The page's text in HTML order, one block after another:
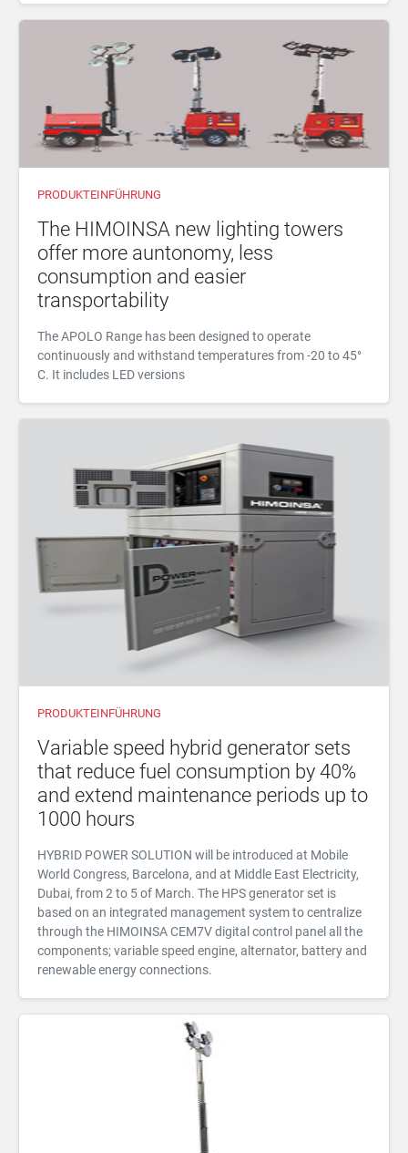
PRODUKTEINFÜHRUNG
The HIMOINSA new lighting towers
offer more auntonomy, less
consumption and easier
transportability
The APOLO Range has been designed to operate
continuously and withstand temperatures from -20 to 45°
C. It includes LED versions
PRODUKTEINFÜHRUNG
Variable speed hybrid generator sets
that reduce fuel consumption by 40%
and extend maintenance periods up to
1000 hours
HYBRID POWER SOLUTION will be introduced at Mobile
World Congress, Barcelona, and at Middle East Electricity,
Dubai, from 2 to 5 of March. The HPS generator set is
based on an integrated management system to centralize
through the HIMOINSA CEM7V digital control panel all the
components; variable speed engine, alternator, battery and
renewable energy connections.